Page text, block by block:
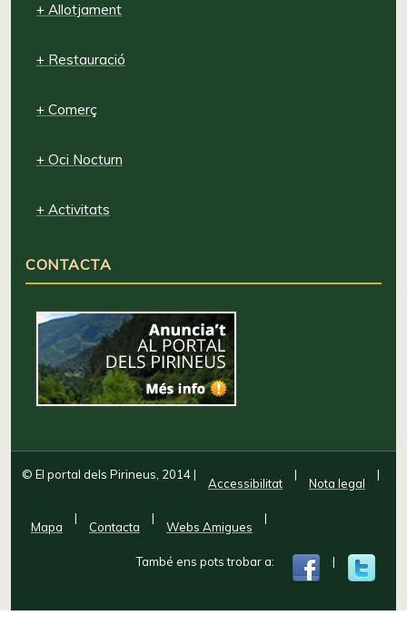
+ Allotjament
+ Restauració
+ Comerç
+ Oci Nocturn
+ Activitats
CONTACTA
© El portal dels Pirineus, 2014|
Accessibilitat
|
Nota legal
|
Mapa
|
Contacta
|
Webs Amigues
|
També ens pots trobar a: |